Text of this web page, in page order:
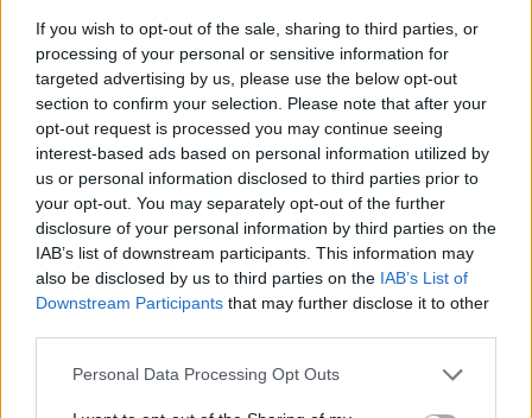
If you wish to opt-out of the sale, sharing to third parties, or
processing of your personal or sensitive information for
targeted advertising by us, please use the below opt-out
section to confirm your selection. Please note that after your
opt-out request is processed you may continue seeing
interest-based ads based on personal information utilized by
us or personal information disclosed to third parties prior to
your opt-out. You may separately opt-out of the further
disclosure of your personal information by third parties on the
IAB’s list of downstream participants. This information may
also be disclosed by us to third parties on the IAB’s List of
Downstream Participants that may further disclose it to other
Personal Data Processing Opt Outs
PARAPOLITIKA NEWSROOM
Απίστευτο: Ο δραπέτης των φυλακών
Κασσάνδρας παραμένει ασύλληπτος και
βγήκε στην τηλεόραση - "Με στεναχωρεί
όλο αυτό"
Εγγραφή στο newsletter